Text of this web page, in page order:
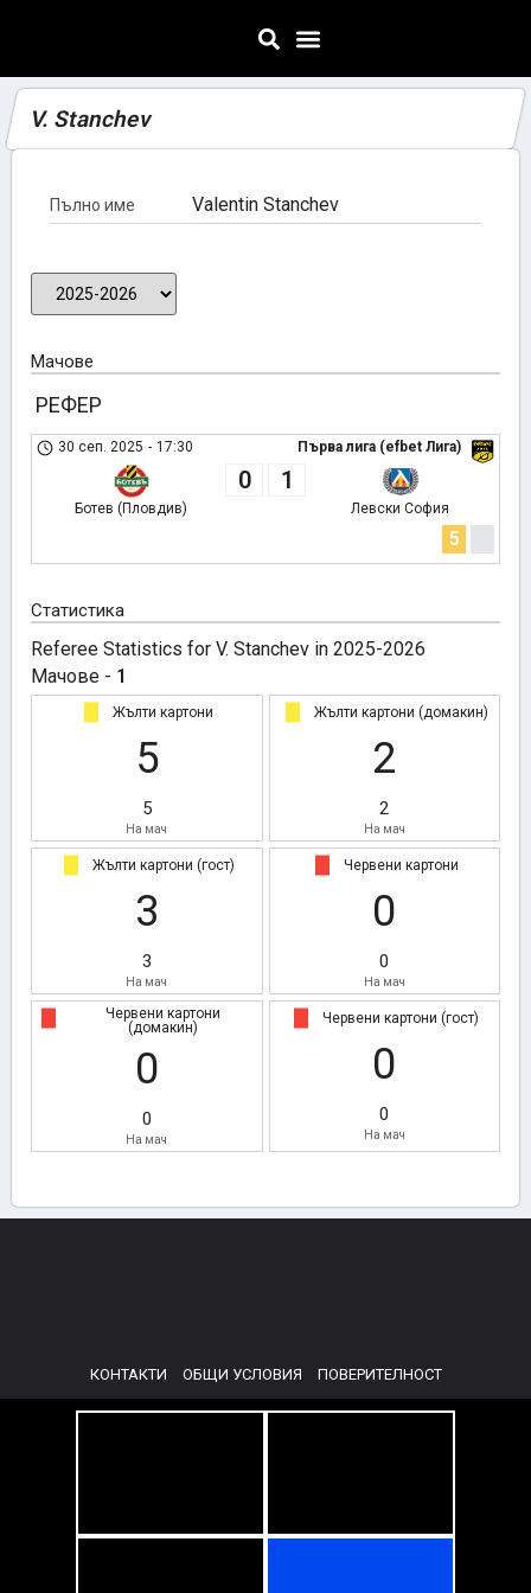
V. Stanchev
Пълно име Valentin Stanchev
Мачове
РЕФЕР
Първа лига (efbet Лига)
30 сеп. 2025 - 17:30
Ботев (Пловдив)
0 1
Левски София
5
Статистика
Referee Statistics for V. Stanchev in 2025-2026
Мачове - 1
Жълти картони
5
5
На мач
Жълти картони (домакин)
2
2
На мач
Жълти картони (гост)
3
3
На мач
Червени картони
0
0
На мач
Червени картони
(домакин)
0
0
На мач
Червени картони (гост)
0
0
На мач
КОНТАКТИ ОБЩИ УСЛОВИЯ ПОВЕРИТЕЛНОСТ